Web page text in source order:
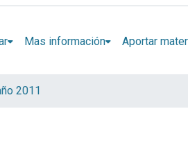
Mas información Aportar
2011